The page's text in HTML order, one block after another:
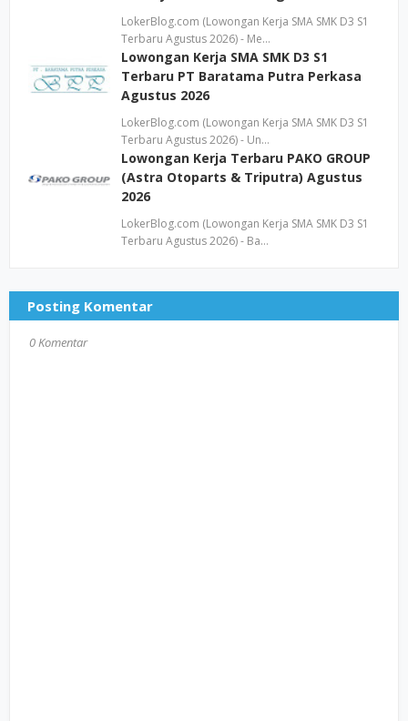
LokerBlog.com (Lowongan Kerja SMA SMK D3 S1
Terbaru Agustus 2026) - Me…
Lowongan Kerja SMA SMK D3 S1
Terbaru PT Baratama Putra Perkasa
Agustus 2026
LokerBlog.com (Lowongan Kerja SMA SMK D3 S1
Terbaru Agustus 2026) - Un…
Lowongan Kerja Terbaru PAKO GROUP
(Astra Otoparts & Triputra) Agustus
2026
LokerBlog.com (Lowongan Kerja SMA SMK D3 S1
Terbaru Agustus 2026) - Ba…
Posting Komentar
0 Komentar